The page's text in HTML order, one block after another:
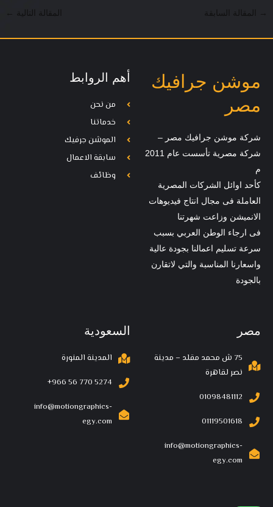
→ المقالة السابقة المقالة التالية ←
موشن جرافيك
مصر
شركة موشن جرافيك مصر –
شركة مصرية تأسست عام 2011
م
كأحد اوائل الشركات المصرية
العاملة فى مجال انتاج فيديوهات
الانميشن وزاعت شهرتنا
فى ارجاء الوطن العربي بسبب
سرعة تسليم اعمالنا بجودة عالية
واسعارنا المناسبة والتي لاتقارن
بالجودة
أهم الروابط
من نحن
خدماتنا
الموشن جرفيك
سابقة الاعمال
وظائف
مصر
75 ش محمد مقلد – مدينة
نصر لقاهرة
01098481112
01119501618
info@motiongraphics-
egy.com
السعودية
المدينة المنورة
‪+966 56 770 5274‬
info@motiongraphics-
egy.com